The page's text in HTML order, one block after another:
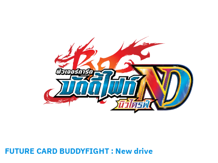
FUTURE CARD BUDDYFIGHT : New drive